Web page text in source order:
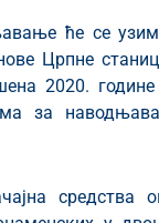
ће се
Црпне
2020.
за
средства